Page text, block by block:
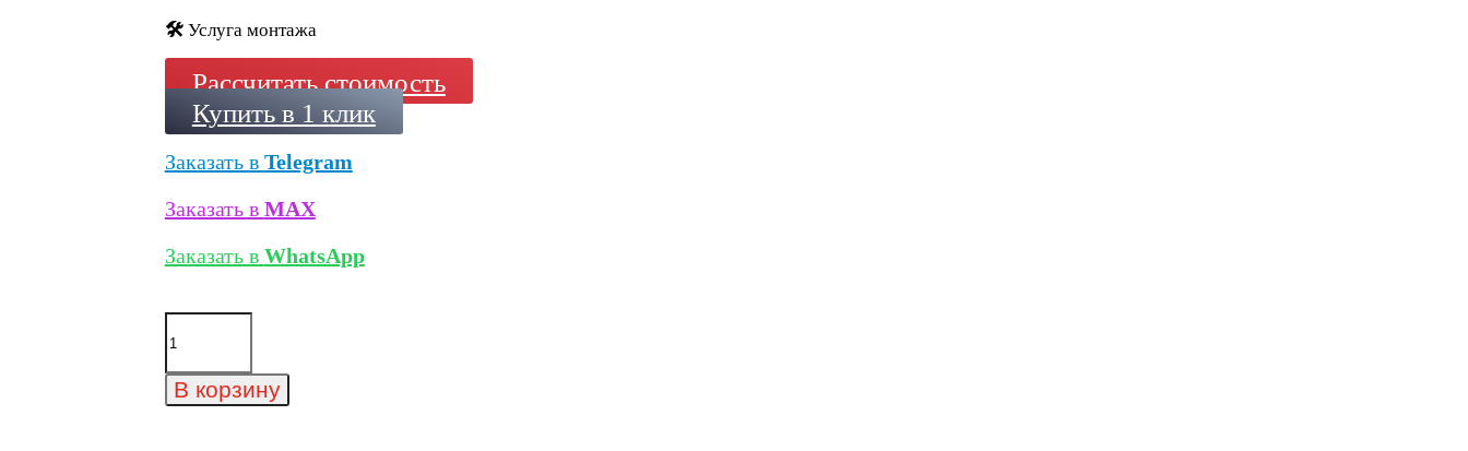
🛠️ Услуга монтажа
Рассчитать стоимость
Купить в 1 клик
Заказать в Telegram
Заказать в MAX
Заказать в WhatsApp
Количество
товара
кирпич
Wandermode
В корзину